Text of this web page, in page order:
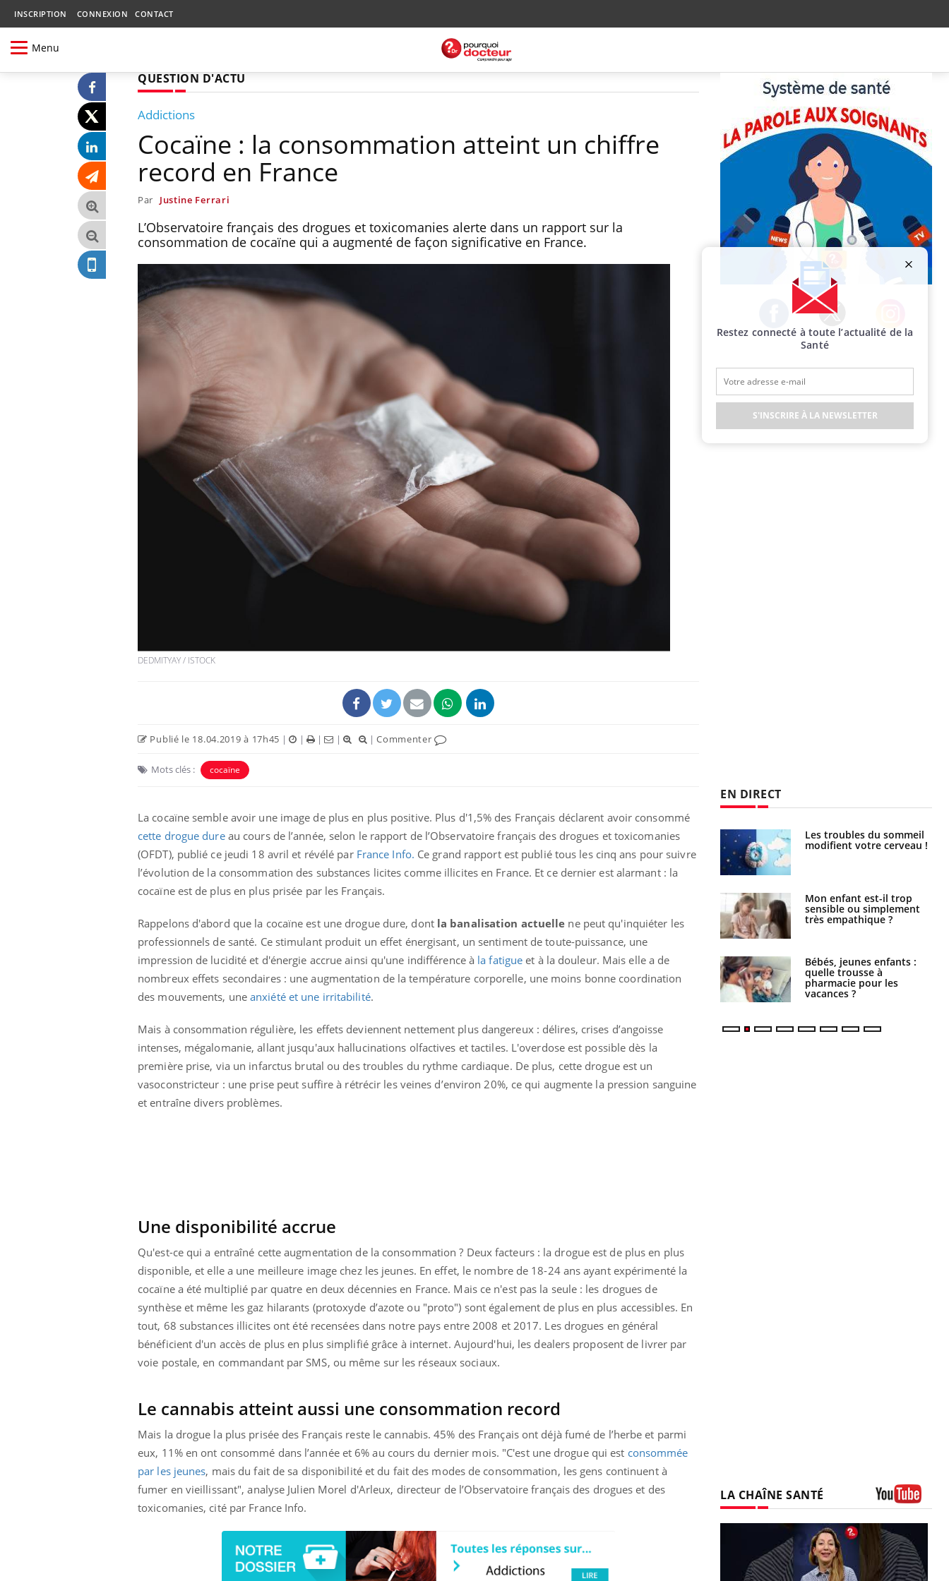
INSCRIPTION CONNEXION CONTACT
Menu
QUESTION D'ACTU
Addictions
Cocaïne : la consommation atteint un chiffre
record en France
Par Justine Ferrari
L’Observatoire français des drogues et toxicomanies alerte dans un rapport sur la
consommation de cocaïne qui a augmenté de façon significative en France.
DEDMITYAY / ISTOCK
Publié le 18.04.2019 à 17h45 | | | | |Commenter
Mots clés : cocaïne
La cocaïne semble avoir une image de plus en plus positive. Plus d′1,5% des Français déclarent avoir consommé
cette drogue dure au cours de l’année, selon le rapport de l’Observatoire français des drogues et toxicomanies
(OFDT), publié ce jeudi 18 avril et révélé par France Info. Ce grand rapport est publié tous les cinq ans pour suivre
l’évolution de la consommation des substances licites comme illicites en France. Et ce dernier est alarmant : la
cocaïne est de plus en plus prisée par les Français.
Rappelons d'abord que la cocaïne est une drogue dure, dont la banalisation actuelle ne peut qu'inquiéter les
professionnels de santé. Ce stimulant produit un effet énergisant, un sentiment de toute-puissance, une
impression de lucidité et d'énergie accrue ainsi qu'une indifférence à la fatigue et à la douleur. Mais elle a de
nombreux effets secondaires : une augmentation de la température corporelle, une moins bonne coordination
des mouvements, uneanxiété et une irritabilité.
Mais à consommation régulière, les effets deviennent nettement plus dangereux : délires, crises d’angoisse
intenses, mégalomanie, allant jusqu'aux hallucinations olfactives et tactiles. L'overdose est possible dès la
première prise, via un infarctus brutal ou des troubles du rythme cardiaque. De plus, cette drogue est un
vasoconstricteur : une prise peut suffire à rétrécir les veines d’environ 20%, ce qui augmente la pression sanguine
et entraîne divers problèmes.
Une disponibilité accrue
Qu'est-ce qui a entraîné cette augmentation de la consommation ? Deux facteurs : la drogue est de plus en plus
disponible, et elle a une meilleure image chez les jeunes. En effet, le nombre de 18-24 ans ayant expérimenté la
cocaïne a été multiplié par quatre en deux décennies en France. Mais ce n'est pas la seule : les drogues de
synthèse et même les gaz hilarants (protoxyde d’azote ou "proto") sont également de plus en plus accessibles. En
tout, 68 substances illicites ont été recensées dans notre pays entre 2008 et 2017. Les drogues en général
bénéficient d'un accès de plus en plus simplifié grâce à internet. Aujourd'hui, les dealers proposent de livrer par
voie postale, en commandant par SMS, ou même sur les réseaux sociaux.
Le cannabis atteint aussi une consommation record
Mais la drogue la plus prisée des Français reste le cannabis. 45% des Français ont déjà fumé de l’herbe et parmi
eux, 11% en ont consommé dans l’année et 6% au cours du dernier mois. "C'est une drogue qui est consommée
par les jeunes, mais du fait de sa disponibilité et du fait des modes de consommation, les gens continuent à
fumer en vieillissant", analyse Julien Morel d'Arleux, directeur de l’Observatoire français des drogues et des
toxicomanies, cité par France Info.
Facebook Twitter Instagram
EN DIRECT
Fatigue en vacances :
maladie ?
plombage ?
Éclipse solaire du 12 août
: “Des verres adaptés,
c'est indispensable pour
Les troubles du sommeil
modifient votre cerveau !
Mon enfant est-il trop
sensible ou simplement
très empathique ?
Bébés, jeunes enfants :
quelle trousse à
pharmacie pour les
vacances ?
LA CHAÎNE SANTÉ
Restez connecté à toute l’actualité de la
Santé
S'INSCRIRE À LA NEWSLETTER